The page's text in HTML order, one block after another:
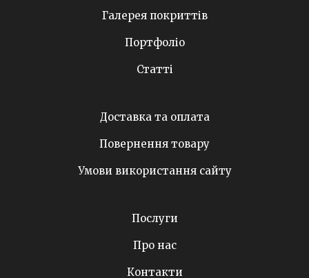
Галерея покриттів
Портфоліо
Статті
Доставка та оплата
Повернення товару
Умови використання сайту
Послуги
Про нас
Контакти